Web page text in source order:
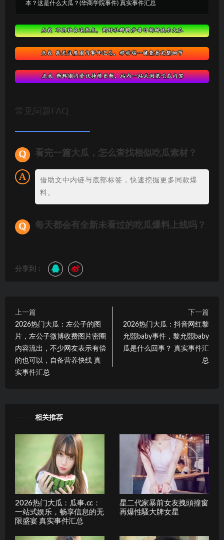
本？这是什么大瓜？(华商学院事件) 真实事件汇总
常见问题FAQ
看完一篇大瓜，怎么查找相似吃瓜素材？
借助文中内链与底部标签，快速挖掘更多同款爆
料。
每天都会有全新未看过的吃瓜爆料上线吗？
分享到：
上一篇
2026热门大瓜：左公子的图
片，左公子微博收费图片密圈
内容流出，不少网友表示有偿
的也可以，自备营养快线 真
实事件汇总
下一篇
2026热门大瓜：抖音网红黎
允熙baby事件，黎允熙baby
瓜是什么回事？ 真实事件汇
总
相关推荐
2026热门大瓜：瓜事.cc：
一站式娱乐，畅享信息的无
限盛宴 真实事件汇总
星二代家暴前女友拽頭撞窗
再爆性騷大牌女星